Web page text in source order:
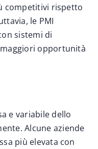
competitivi rispetto
le PMI
sistemi di
opportunità
e variabile dello
Alcune aziende
più elevata con